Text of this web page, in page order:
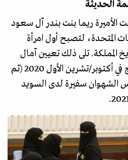
الحديثة
شباط 2019، عُينت الأميرة ريما بنت بندر آل سعود
المتحدة، لتصبح أول امرأة
تلى ذلك تعيين آمال
المعلمي سفيرة لدى النرويج في أكتوبر/تشرين الأول 2020 (ثم
2023)، وإيناس الشهوان سفيرة لدى السويد